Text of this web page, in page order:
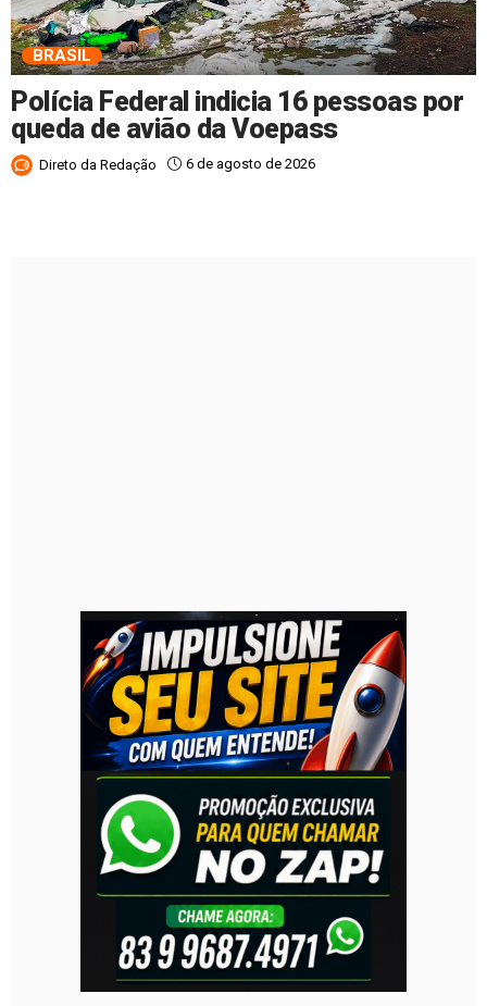
BRASIL
Polícia Federal indicia 16 pessoas por
queda de avião da Voepass
Direto da Redação 6 de agosto de 2026